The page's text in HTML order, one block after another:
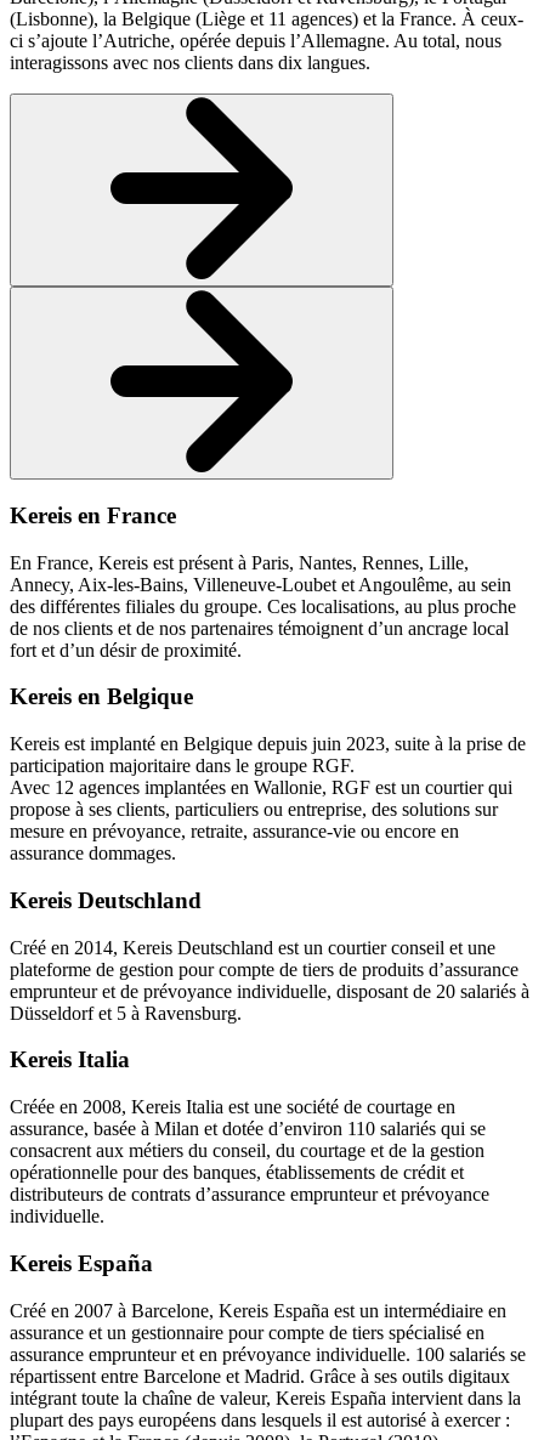
(Lisbonne), la Belgique (Liège et 11 agences) et la France. À ceux-
ci s’ajoute l’Autriche, opérée depuis l’Allemagne. Au total, nous
interagissons avec nos clients dans dix langues.
Kereis en France
En France, Kereis est présent à Paris, Nantes, Rennes, Lille,
Annecy, Aix-les-Bains, Villeneuve-Loubet et Angoulême, au sein
des différentes filiales du groupe. Ces localisations, au plus proche
de nos clients et de nos partenaires témoignent d’un ancrage local
fort et d’un désir de proximité.
Kereis en Belgique
Kereis est implanté en Belgique depuis juin 2023, suite à la prise de
participation majoritaire dans le groupe RGF.
Avec 12 agences implantées en Wallonie, RGF est un courtier qui
propose à ses clients, particuliers ou entreprise, des solutions sur
mesure en prévoyance, retraite, assurance-vie ou encore en
assurance dommages.
Kereis Deutschland
Créé en 2014, Kereis Deutschland est un courtier conseil et une
plateforme de gestion pour compte de tiers de produits d’assurance
emprunteur et de prévoyance individuelle, disposant de 20 salariés à
Düsseldorf et 5 à Ravensburg.
Kereis Italia
Créée en 2008, Kereis Italia est une société de courtage en
assurance, basée à Milan et dotée d’environ 110 salariés qui se
consacrent aux métiers du conseil, du courtage et de la gestion
opérationnelle pour des banques, établissements de crédit et
distributeurs de contrats d’assurance emprunteur et prévoyance
individuelle.
Kereis España
Créé en 2007 à Barcelone, Kereis España est un intermédiaire en
assurance et un gestionnaire pour compte de tiers spécialisé en
assurance emprunteur et en prévoyance individuelle. 100 salariés se
répartissent entre Barcelone et Madrid. Grâce à ses outils digitaux
intégrant toute la chaîne de valeur, Kereis España intervient dans la
plupart des pays européens dans lesquels il est autorisé à exercer :